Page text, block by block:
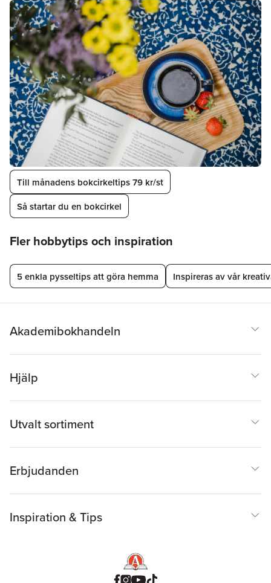
Hoppa över listan
Till månadens bokcirkeltips 79 kr/st
Så startar du en bokcirkel
Fler hobbytips och inspiration
5 enkla pysseltips att göra hemma Inspireras av vår
Akademibokhandeln
Hjälp
Utvalt sortiment
Erbjudanden
Inspiration & Tips